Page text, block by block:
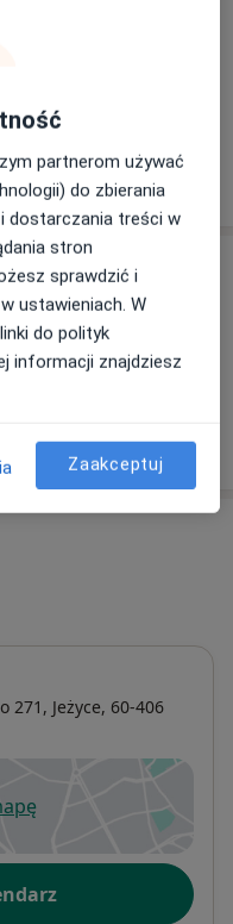
Umów wizytę
271, Jeżyce, 60-406
się w nowej karcie
partnerom używać
do zbierania
dostarczania treści w
stron
sprawdzić i
ustawieniach. W
do polityk
informacji znajdziesz
Zaakceptuj